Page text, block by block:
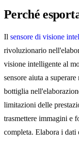
Perché
Il sensore di visione
rivoluzionario
visione intelligente al
sensore aiuta a
bottiglia
limitazioni delle
trasmettere immagini e
completa. Elabora i dati